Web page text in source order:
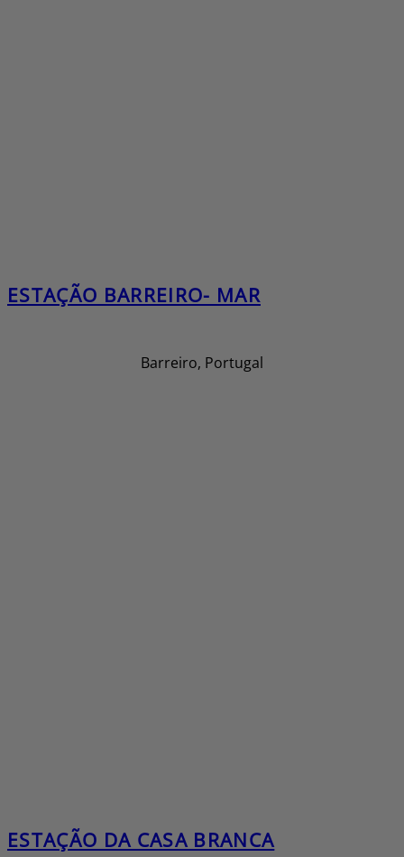
ESTAÇÃO BARREIRO- MAR
Barreiro, Portugal
ESTAÇÃO DA CASA BRANCA